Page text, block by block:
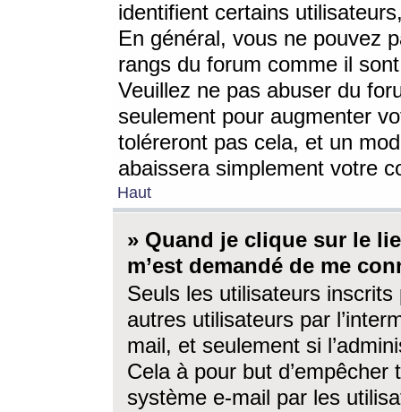
identifient certains
En général, vous ne pouvez
rangs du forum comme il
Veuillez ne pas abuser du
seulement pour augmenter
toléreront pas cela, et un
abaissera simplement votre
Haut
» Quand je clique sur le
m’est demandé de me
Seuls les utilisateurs
autres utilisateurs par
mail, et seulement si
Cela à pour but
système e-mail par les